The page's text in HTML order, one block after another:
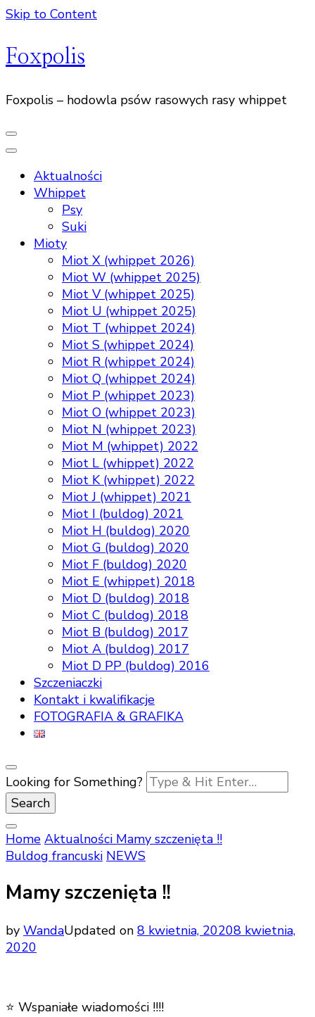
Skip to Content
Foxpolis
Foxpolis – hodowla psów rasowych rasy whippet
Aktualności
Whippet
Psy
Suki
Mioty
Miot X (whippet 2026)
Miot W (whippet 2025)
Miot V (whippet 2025)
Miot U (whippet 2025)
Miot T (whippet 2024)
Miot S (whippet 2024)
Miot R (whippet 2024)
Miot Q (whippet 2024)
Miot P (whippet 2023)
Miot O (whippet 2023)
Miot N (whippet 2023)
Miot M (whippet) 2022
Miot L (whippet) 2022
Miot K (whippet) 2022
Miot J (whippet) 2021
Miot I (buldog) 2021
Miot H (buldog) 2020
Miot G (buldog) 2020
Miot F (buldog) 2020
Miot E (whippet) 2018
Miot D (buldog) 2018
Miot C (buldog) 2018
Miot B (buldog) 2017
Miot A (buldog) 2017
Miot D PP (buldog) 2016
Szczeniaczki
Kontakt i kwalifikacje
FOTOGRAFIA & GRAFIKA
Looking for Something?
Home Aktualności Mamy szczenięta !!
Buldog francuski NEWS
Mamy szczenięta !!
by WandaUpdated on 8 kwietnia, 20208 kwietnia,
2020
⭐️ Wspaniałe wiadomości !!!!